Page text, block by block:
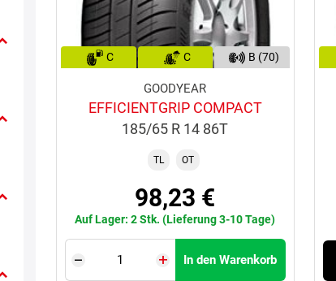
C C B (70)
GOODYEAR
EFFICIENTGRIP COMPACT
185/65 R 14 86T
TL OT
98,23 €
Auf Lager: 2 Stk. (Lieferung 3-10 Tage)
In den Warenkorb